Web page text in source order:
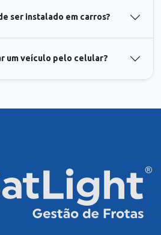
ser instalado em carros?
um veículo pelo celular?